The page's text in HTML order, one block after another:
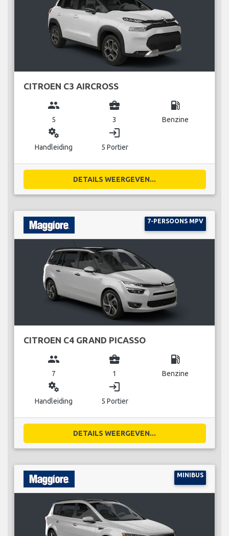
CITROEN C3 AIRCROSS
group
5
business_center
3
local_gas_station
Benzine
miscellaneous_services
Handleiding
login
5 Portier
DETAILS WEERGEVEN...
7-PERSOONS MPV
CITROEN C4 GRAND PICASSO
group
7
business_center
1
local_gas_station
Benzine
miscellaneous_services
Handleiding
login
5 Portier
DETAILS WEERGEVEN...
MINIBUS